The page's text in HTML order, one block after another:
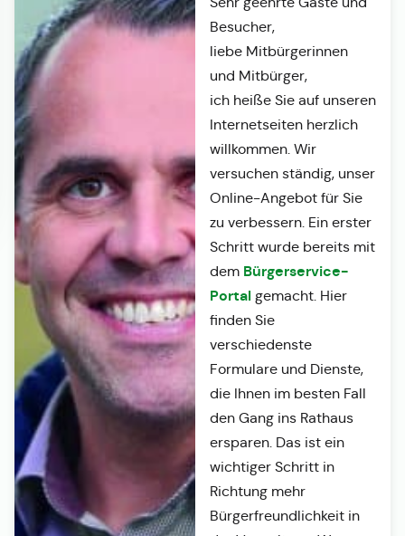
Besucher,
liebe Mitbürgerinnen
und Mitbürger,
ich heiße Sie auf unseren
Internetseiten herzlich
willkommen. Wir
versuchen ständig, unser
Online-Angebot für Sie
zu verbessern. Ein erster
Schritt wurde bereits mit
dem Bürgerservice-
Portalgemacht. Hier
finden Sie
verschiedenste
Formulare und Dienste,
die Ihnen im besten Fall
den Gang ins Rathaus
ersparen. Das ist ein
wichtiger Schritt in
Richtung mehr
Bürgerfreundlichkeit in